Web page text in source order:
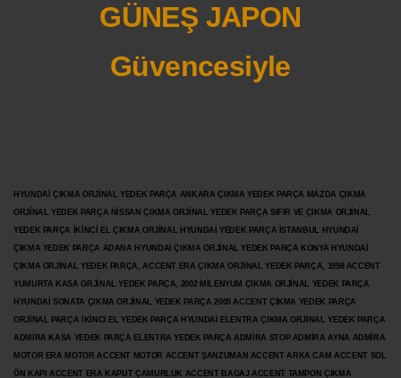
GÜNEŞ JAPON
Güvencesiyle
HYUNDAİ ÇIKMA ORJİNAL YEDEK PARÇA ANKARA ÇIKMA YEDEK PARÇA MAZDA ÇIKMA
ORJİNAL YEDEK PARÇA NİSSAN ÇIKMA ORJİNAL YEDEK PARÇA SIFIR VE ÇIKMA ORJİNAL
YEDEK PARÇA İKİNCİ EL ÇIKMA ORJİNAL HYUNDAİ YEDEK PARÇA İSTANBUL HYUNDAİ
ÇIKMA YEDEK PARÇA ADANA HYUNDAİ ÇIKMA ORJİNAL YEDEK PARÇA KONYA HYUNDAİ
ÇIKMA ORJİNAL YEDEK PARÇA, ACCENT ERA ÇIKMA ORJİNAL YEDEK PARÇA, 1998 ACCENT
YUMURTA KASA ORJİNAL YEDEK PARÇA, 2002 MİLENYUM ÇIKMA ORJİNAL YEDEK PARÇA
HYUNDAİ SONATA ÇIKMA ORJİNAL YEDEK PARÇA 2005 ACCENT ÇIKMA YEDEK PARÇA
ORJİNAL PARÇA İKİNCİ EL YEDEK PARÇA HYUNDAİ ELENTRA ÇIKMA ORJİNAL YEDEK PARÇA
ADMİRA KASA YEDEK PARÇA ELENTRA YEDEK PARÇA ADMİRA STOP ADMİRA AYNA ADMİRA
MOTOR ERA MOTOR ACCENT MOTOR ACCENT ŞANZUMAN ACCENT ARKA CAM ACCENT SOL
ÖN KAPI ACCENT ERA KAPUT ÇAMURLUK ACCENT BAGAJ ACCENT TAMPON ÇIKMA